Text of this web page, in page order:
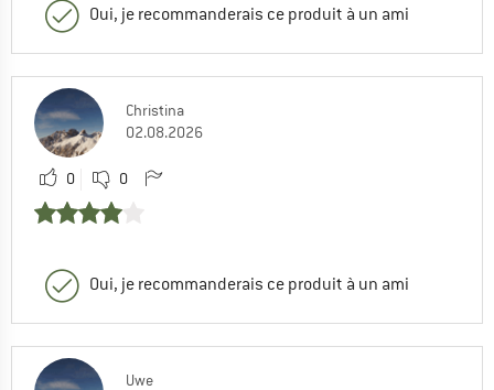
Oui, je recommanderais ce produit à un ami
Christina
02.08.2026
0 0
Oui, je recommanderais ce produit à un ami
Uwe